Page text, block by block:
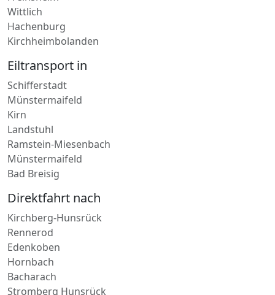
Kirchheimbolanden
Eiltransport in
Münstermaifeld
Kirn
Landstuhl
Ramstein-Miesenbach
Münstermaifeld
Bad Breisig
Direktfahrt nach
Rennerod
Edenkoben
Hornbach
Bacharach
Stromberg Hunsrück
Adenau